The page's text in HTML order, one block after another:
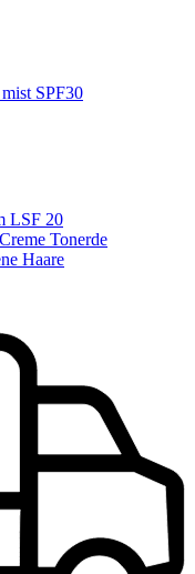
SPF30
LSF 20
Tonerde
Haare